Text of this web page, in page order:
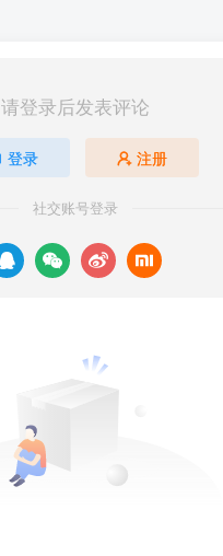
请登录后发表评论
登录 注册
社交账号登录